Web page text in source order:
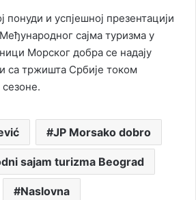
понуди и успјешној презентацији
сајма туризма у
Морског добра се надају
са тржишта Србије током
JP Morsako dobro
sajam turizma Beograd
Naslovna